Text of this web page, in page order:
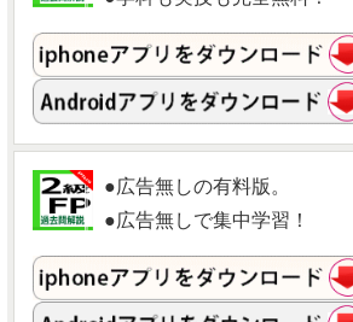
●広告無しの有料版。
●広告無しで集中学習！